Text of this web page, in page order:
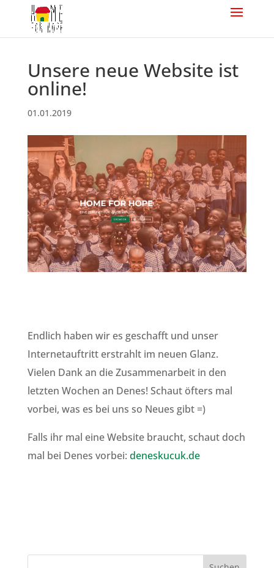
Unsere neue Website ist
online!
01.01.2019
Endlich haben wir es geschafft und unser
Internetauftritt erstrahlt im neuen Glanz.
Vielen Dank an die Zusammenarbeit in den
letzten Wochen an Denes! Schaut öfters mal
vorbei, was es bei uns so Neues gibt =)
Falls ihr mal eine Website braucht, schaut doch
mal bei Denes vorbei: deneskucuk.de